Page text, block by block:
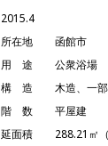
2015.4
所在地
函館市
用 途
公衆浴場
構 造
木造、一
階 数
平屋建
延面積
288.21㎡